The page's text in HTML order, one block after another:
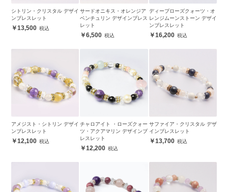
シトリン・クリスタル デザイ
ンブレスレット
13,500
サードオニキス・オレンジア
ベンチュリン デザインブレス
レット
6,500
ディープローズクォーツ・オ
レンジムーンストーン デザイ
ンブレスレット
16,200
アメジスト・シトリン デザイ
ンブレスレット
12,100
チャロアイト ・ローズクォー
ツ・アクアマリン デザインブ
レスレット
12,200
サファイア・クリスタル デザ
インブレスレット
13,700